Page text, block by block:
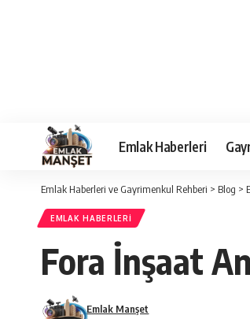
Emlak Haberleri
Emlak Haberleri ve Gayrimenkul Rehberi > Blog >
EMLAK HABERLERI
Fora İnşaat
Emlak Manşet